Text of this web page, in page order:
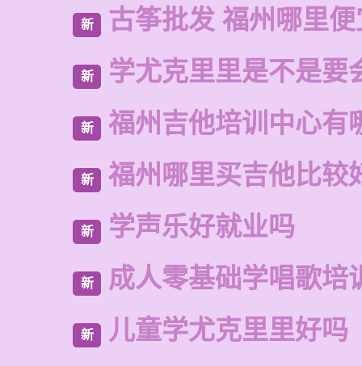
新 古筝批发 福州哪里
新 学尤克里里是不是要
新 福州吉他培训中心有
新 福州哪里买吉他比较
新 学声乐好就业吗
新 成人零基础学唱歌培
新 儿童学尤克里里好吗